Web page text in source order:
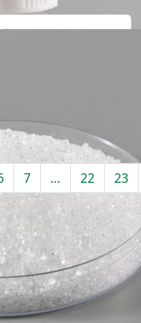
7 … 22 23
昊图
简介